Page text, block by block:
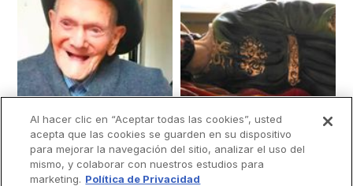
Al hacer clic en “Aceptar todas las cookies”, usted
acepta que las cookies se guarden en su dispositivo
para mejorar la navegación del sitio, analizar el uso del
mismo, y colaborar con nuestros estudios para
marketing. Política de Privacidad